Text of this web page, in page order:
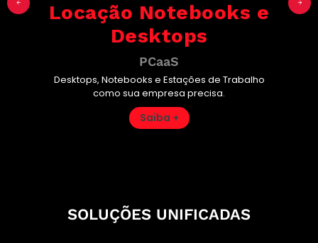
PCaaS
Locação Notebooks e
Desktops
Desktops, Notebooks e Estações de Trabalho
como sua empresa precisa.
Saiba +
SOLUÇÕES UNIFICADAS